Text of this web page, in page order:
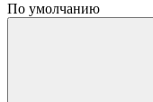
По умолчанию